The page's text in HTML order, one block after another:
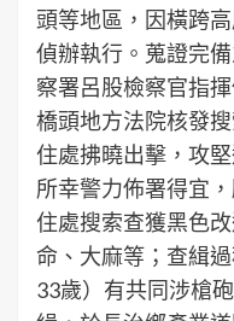
頭等地區，因橫跨
偵辦執行。蒐證完
察署呂股檢察官指
橋頭地方法院核發
住處拂曉出擊，攻
所幸警力佈署得宜
住處搜索查獲黑色
命、大麻等；查緝
33歲）有共同涉槍